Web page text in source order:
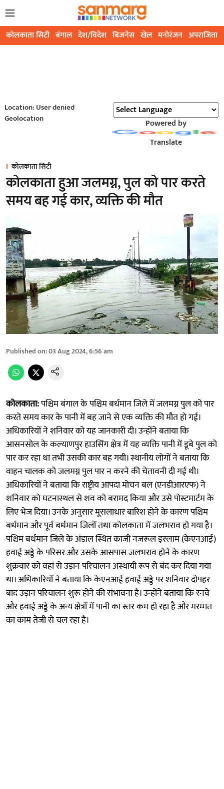
कोलकाता सिटी बंगाल देश/विदेश बिजनेस खेल मनोरंजन अपराजिता
Location: User denied
Geolocation
Powered by
Translate
कोलकाता सिटी
कोलकाता हुआ जलमग्न, पुल को पार करते
समय बह गई कार, व्यक्ति की मौत
Published on:03 Aug 2024, 6:56 am
कोलकाता:पश्चिम बंगाल के पश्चिम बर्धमान जिले में जलमग्न पुल को पार
करते समय कार के पानी में बह जाने से एक व्यक्ति की मौत हो गई।
अधिकारियों ने शनिवार को यह जानकारी दी। उन्होंने बताया कि
आसनसोल के कल्याणपुर हाउसिंग क्षेत्र में यह व्यक्ति पानी में डूबे पुल को
पार कर रहा था तभी उसकी कार बह गयी। स्थानीय लोगों ने बताया कि
वाहन चालक को जलमग्न पुल पार न करने की चेतावनी दी गई थी।
अधिकारियों ने बताया कि राष्ट्रीय आपदा मोचन बल (एनडीआरएफ) ने
शनिवार को घटनास्थल से शव को बरामद किया और उसे पोस्टमार्टम के
लिए भेज दिया। उनके अनुसार मूसलाधार बारिश होने के कारण पश्चिम
बर्धमान और पूर्व बर्धमान जिलों तथा कोलकाता में जलभराव हो गया है।
पश्चिम बर्धमान जिले के अंडाल स्थित काजी नजरूल इस्लाम (केएनआई)
हवाई अड्डे के परिसर और उसके आसपास जलभराव होने के कारण
शुक्रवार को वहां से उड़ान परिचालन अस्थायी रूप से बंद कर दिया गया
था। अधिकारियों ने बताया कि केएनआई हवाई अड्डे पर शनिवार दोपहर
बाद उड़ान परिचालन शुरू होने की संभावना है। उन्होंने बताया कि रनवे
और हवाई अड्डे के अन्य क्षेत्रों में पानी का स्तर कम हो रहा है और मरम्मत
का काम तेजी से चल रहा है।